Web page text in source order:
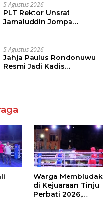
5 Agustus 2026
PLT Rektor Unsrat
Jamaluddin Jompa
Kampus Kondusif
5 Agustus 2026
Jahja Paulus Rondonuwu
Resmi Jadi Kadis
Warga Membludak
di Kejuaraan Tinju
Perbati 2026,